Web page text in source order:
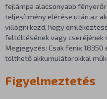
fejlámpa alacsonyabb
teljesítmény elérése után az
villogni kezd, hogy
feltöltésének vagy cseréjének
Megjegyzés: Csak Fenix
tölthető akkumulátorokkal
Figyelmeztetés